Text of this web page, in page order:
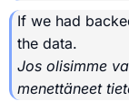
If we had
the data.
Jos olisimme
menettäneet